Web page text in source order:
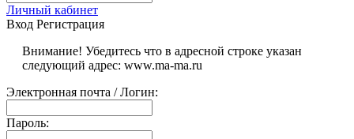
Личный кабинет
Вход Регистрация
Внимание! Убедитесь что в адресной строке указан
следующий адрес: www.ma-ma.ru
Электронная почта / Логин:
Пароль: